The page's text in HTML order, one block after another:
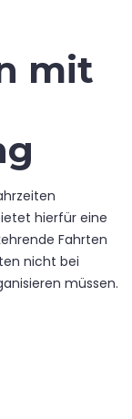
mit
hierfür eine
Fahrten
nicht bei
müssen.